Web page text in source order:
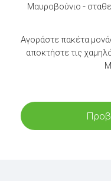
Μαυροβούνιο -
Αγοράστε πακέτα
αποκτήστε τις